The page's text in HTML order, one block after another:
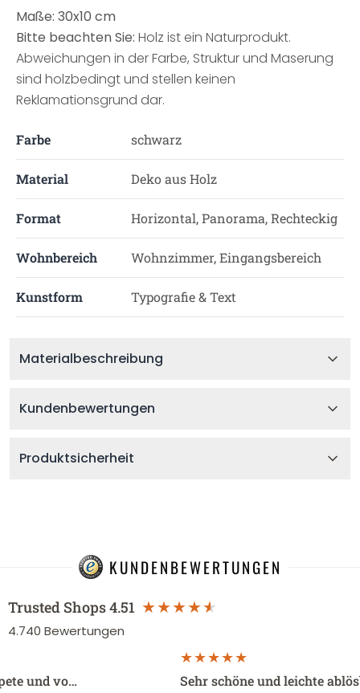
Maße: 30x10 cm
Bitte beachten Sie: Holz ist ein Naturprodukt.
Abweichungen in der Farbe, Struktur und Maserung
sind holzbedingt und stellen keinen
Reklamationsgrund dar.
Farbe schwarz
Material Deko aus Holz
Format Horizontal, Panorama, Rechteckig
Wohnbereich Wohnzimmer, Eingangsbereich
Kunstform Typografie & Text
Materialbeschreibung
Kundenbewertungen
Produktsicherheit
KUNDENBEWERTUNGEN
Trusted Shops4.51
4.740 Bewertungen
und vo… Sehr schöne und leichte